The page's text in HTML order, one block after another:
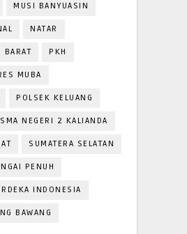
MUSI BANYUASIN
NATAR
BARAT PKH
MUBA
POLSEK KELUANG
SMA NEGERI 2 KALIANDA
SUMATERA SELATAN
PENUH
INDONESIA
BAWANG